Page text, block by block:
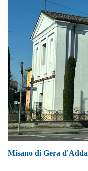
Misano di Gera d'Adda